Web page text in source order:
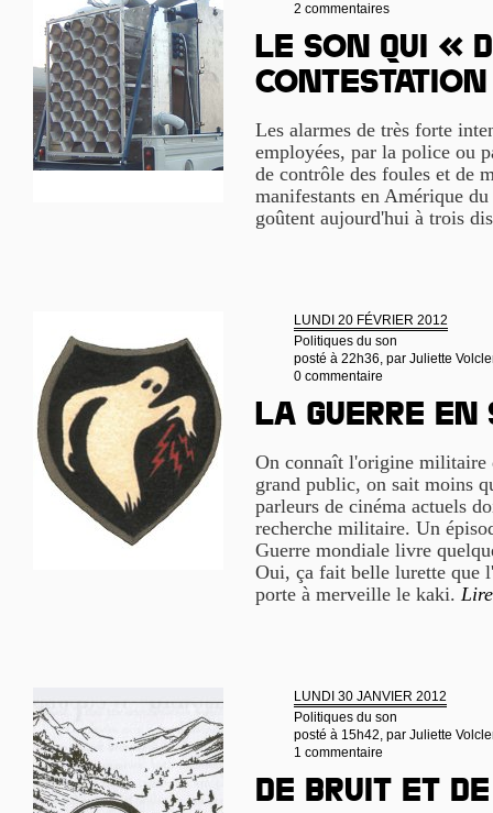
2 commentaires
Le son qui «
contestation
Les alarmes de très forte
employées, par la police ou
de contrôle des foules et de
manifestants en Amérique
goûtent aujourd'hui à trois
LUNDI 20 FÉVRIER 2012
Politiques du son
posté à 22h36, par Juliette
0 commentaire
La guerre en
On connaît l'origine militaire
grand public, on sait moins
parleurs de cinéma actuels
recherche militaire. Un
Guerre mondiale livre
Oui, ça fait belle lurette que
porte à merveille le kaki.
LUNDI 30 JANVIER 2012
Politiques du son
posté à 15h42, par Juliette
1 commentaire
De bruit et